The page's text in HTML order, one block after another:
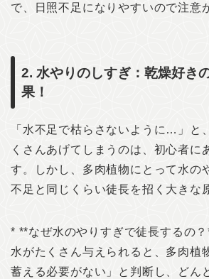
で、日照不足になりやすいので注意
2. 水やりのしすぎ：乾燥好き
果！
「水不足で枯らさないように…」と
くさんあげてしまうのは、初心者に
す。しかし、多肉植物にとって水の
不足と同じくらい徒長を招く大きな
* **なぜ水のやりすぎで徒長するの
水がたくさん与えられると、多肉植
蓄える必要がない」と判断し、どん